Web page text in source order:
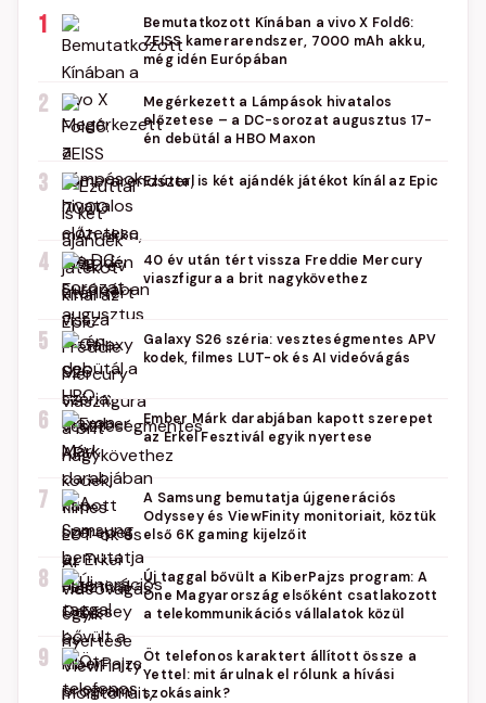
1
Bemutatkozott Kínában a vivo X Fold6:
ZEISS kamerarendszer, 7000 mAh akku,
még idén Európában
2
Megérkezett a Lámpások hivatalos
előzetese – a DC-sorozat augusztus 17-
én debütál a HBO Maxon
3 Ezúttal is két ajándék játékot kínál az Epic
4
40 év után tért vissza Freddie Mercury
viaszfigura a brit nagykövethez
5
Galaxy S26 széria: veszteségmentes APV
kodek, filmes LUT-ok és AI videóvágás
6
Ember Márk darabjában kapott szerepet
az Erkel Fesztivál egyik nyertese
7
A Samsung bemutatja újgenerációs
Odyssey és ViewFinity monitoriait, köztük
első 6K gaming kijelzőit
8
Új taggal bővült a KiberPajzs program: A
One Magyarország elsőként csatlakozott
a telekommunikációs vállalatok közül
9
Öt telefonos karaktert állított össze a
Yettel: mit árulnak el rólunk a hívási
szokásaink?